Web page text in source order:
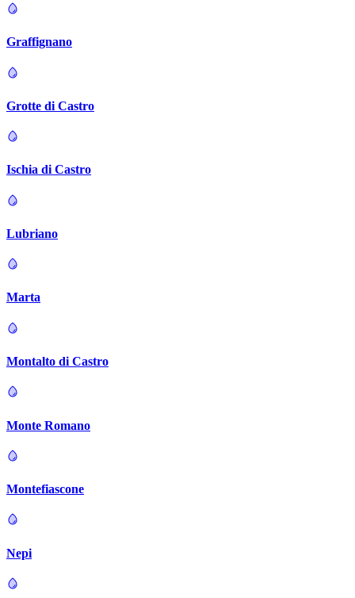
Graffignano
Grotte di Castro
Ischia di Castro
Lubriano
Marta
Montalto di Castro
Monte Romano
Montefiascone
Nepi